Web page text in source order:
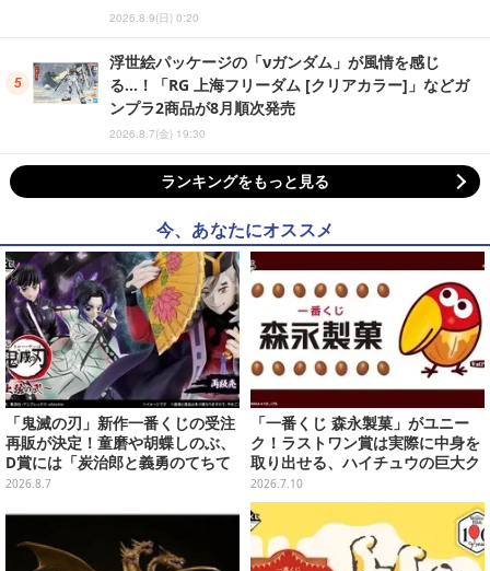
2026.8.9(日) 0:20
浮世絵パッケージの「νガンダム」が風情を感じ
る…！「RG 上海フリーダム [クリアカラー]」などガ
ンプラ2商品が8月順次発売
2026.8.7(金) 19:30
ランキングをもっと見る
今、あなたにオススメ
「鬼滅の刃」新作一番くじの受注
再販が決定！童磨や胡蝶しのぶ、
D賞には「炭治郎と義勇のてちて
ちフィギュア」も
2026.8.7
「一番くじ 森永製菓」がユニー
ク！ラストワン賞は実際に中身を
取り出せる、ハイチュウの巨大ク
ッション
2026.7.10